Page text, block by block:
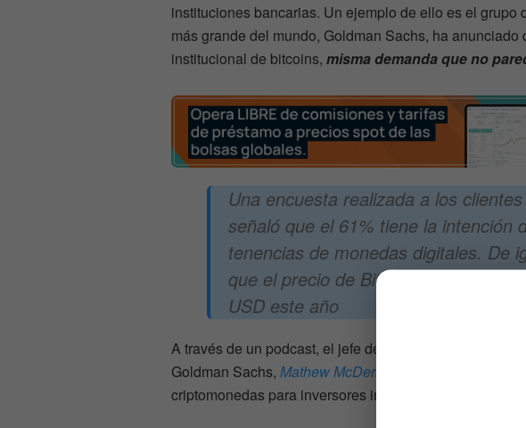
instituciones bancarias. Un ejemplo de ello es el grupo
más grande del mundo, Goldman Sachs, ha
institucional de bitcoins, misma demanda que no
Una encuesta realizada a los
señaló que el 61% tiene la intención
tenencias de monedas digitales. De
que el precio de Bitcoin podría llegar
USD este año
A través de un podcast, el jefe de Activos Digitales de
Goldman Sachs, Mathew McDermott
, realizó un
criptomonedas para inversores institucionales.